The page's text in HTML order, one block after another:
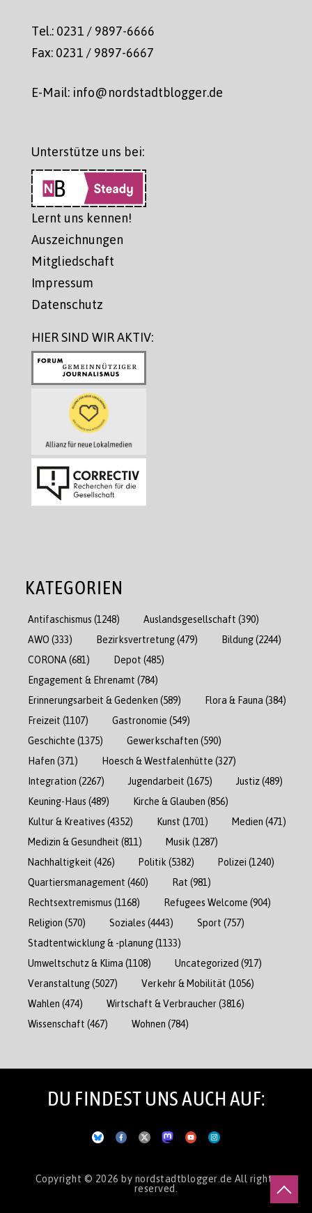
Tel.: 0231 / 9897-6666
Fax: 0231 / 9897-6667
E-Mail: info@nordstadtblogger.de
Unterstütze uns bei:
Lernt uns kennen!
Auszeichnungen
Mitgliedschaft
Impressum
Datenschutz
HIER SIND WIR AKTIV:
KATEGORIEN
Antifaschismus (1248) Auslandsgesellschaft (390)
AWO (333) Bezirksvertretung(479) Bildung(2244)
CORONA (681) Depot (485)
Engagement & Ehrenamt (784)
Erinnerungsarbeit & Gedenken (589) Flora & Fauna (384)
Freizeit (1107) Gastronomie (549)
Geschichte (1375) Gewerkschaften (590)
Hafen (371) Hoesch & Westfalenhütte (327)
Integration (2267) Jugendarbeit (1675) Justiz(489)
Keuning-Haus (489) Kirche & Glauben (856)
Kultur & Kreatives (4352) Kunst (1701) Medien (471)
Medizin & Gesundheit (811) Musik (1287)
Nachhaltigkeit (426) Politik (5382) Polizei (1240)
Quartiersmanagement (460) Rat (981)
Rechtsextremismus (1168) Refugees Welcome (904)
Religion (570) Soziales (4443) Sport (757)
Stadtentwicklung & -planung(1133)
Umweltschutz & Klima (1108) Uncategorized (917)
Veranstaltung(5027) Verkehr & Mobilität (1056)
Wahlen (474) Wirtschaft & Verbraucher(3816)
Wissenschaft (467) Wohnen (784)
DU FINDEST UNS AUCH AUF:
Copyright © 2026 by nordstadtblogger.de All rights
reserved.